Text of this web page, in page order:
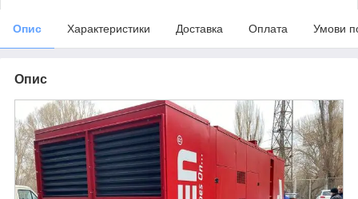
Опис Характеристики Доставка Оплата Умови
Опис